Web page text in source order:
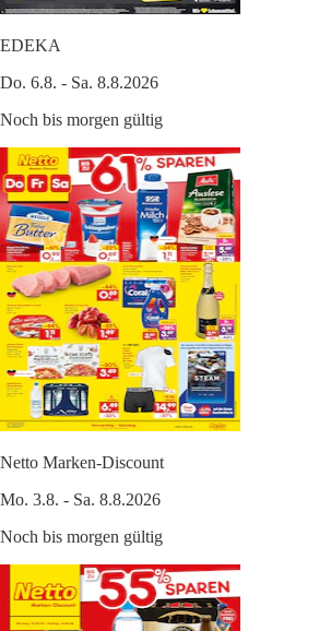
EDEKA
Do. 6.8. - Sa. 8.8.2026
Noch bis morgen gültig
Netto Marken-Discount
Mo. 3.8. - Sa. 8.8.2026
Noch bis morgen gültig